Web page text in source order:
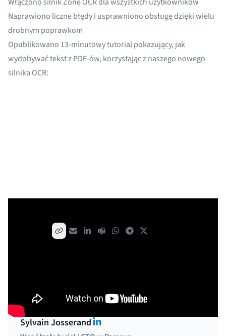
Naprawiono liczne błędy i usprawniono obsługę dzięki wielu
drobnym poprawkom
Opublikowano 13-minutowy tutorial pokazujący, jak
wydobywać tekst z PDF-ów, korzystając z naszego nowego
silnika OCR:
Skopiuj link
E-mail LinkedIn
Teams WhatsAppTelegram
Sylvain JosserandLinkedIn